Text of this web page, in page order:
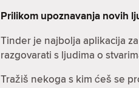
Prilikom upoznavanja novih
Tinder je najbolja aplikacija
razgovarati s ljudima o
Tražiš nekoga s kim ćeš se